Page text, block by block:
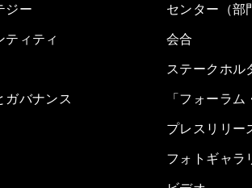
ジー
ティティ
ガバナンス
センター（部
会合
ステークホル
「フォーラム
プレスリリー
フォトギャラ